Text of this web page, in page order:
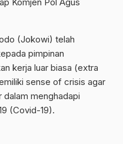
(Jokowi) telah
pimpinan
kerja luar biasa (extra
sense of crisis agar
menghadapi
(Covid-19).